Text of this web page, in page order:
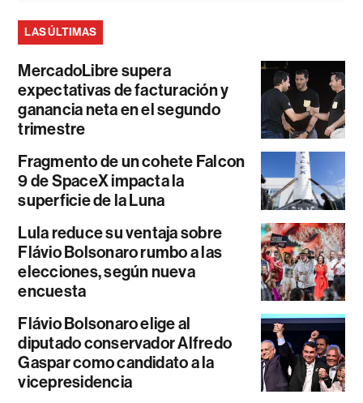
LAS ÚLTIMAS
MercadoLibre supera
expectativas de facturación y
ganancia neta en el segundo
trimestre
Fragmento de un cohete Falcon
9 de SpaceX impacta la
superficie de la Luna
Lula reduce su ventaja sobre
Flávio Bolsonaro rumbo a las
elecciones, según nueva
encuesta
Flávio Bolsonaro elige al
diputado conservador Alfredo
Gaspar como candidato a la
vicepresidencia